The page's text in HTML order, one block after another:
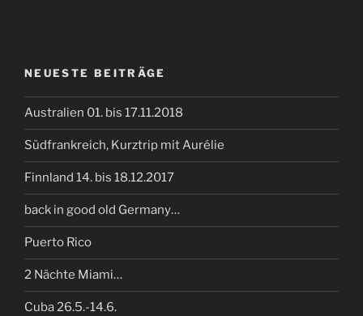
NEUESTE BEITRÄGE
Australien 01. bis 17.11.2018
Südfrankreich, Kurztrip mit Aurélie
Finnland 14. bis 18.12.2017
back in good old Germany…
Puerto Rico
2 Nächte Miami…
Cuba 26.5.-14.6.